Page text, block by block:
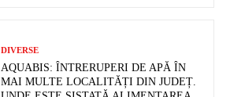
DIVERSE
AQUABIS: ÎNTRERUPERI DE APĂ ÎN
MAI MULTE LOCALITĂȚI DIN JUDEȚ.